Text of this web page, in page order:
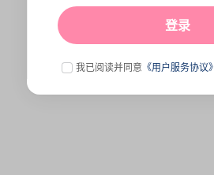
登录
我已阅读并同意 《用户服务协议》